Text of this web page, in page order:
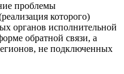
проблемы
которого)
органов исполнительной
обратной связи, а
не подключенных